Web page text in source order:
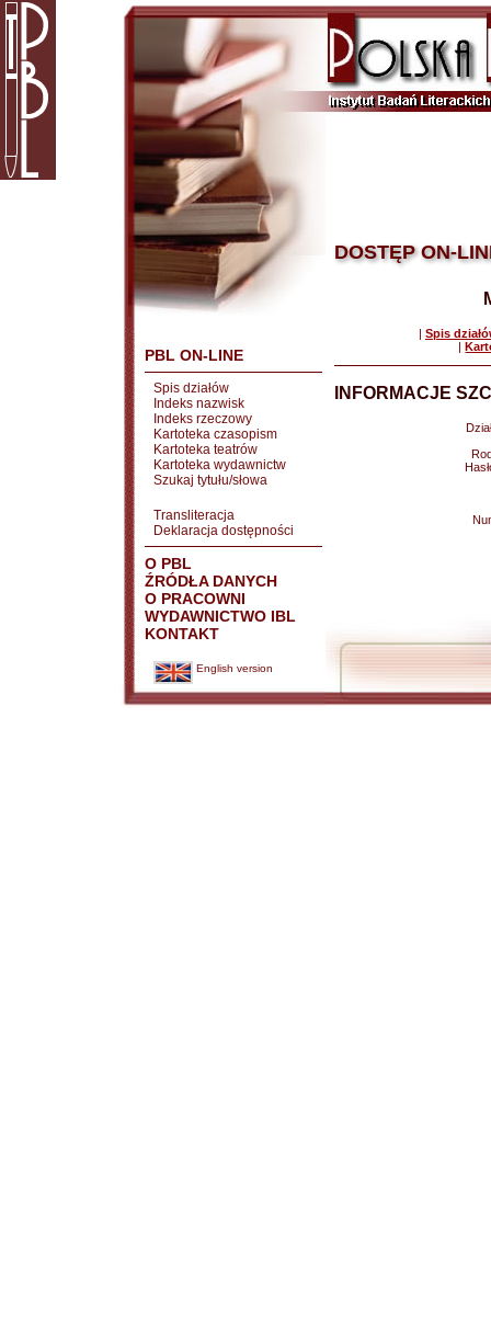
PBL ON-LINE
Spis działów
Indeks nazwisk
Indeks rzeczowy
Kartoteka czasopism
Kartoteka teatrów
Kartoteka wydawnictw
Szukaj tytułu/słowa
Transliteracja
Deklaracja dostępności
O PBL
ŹRÓDŁA DANYCH
O PRACOWNI
WYDAWNICTWO IBL
KONTAKT
English version
DOSTĘP ON-
| Spis
|
INFORMACJE